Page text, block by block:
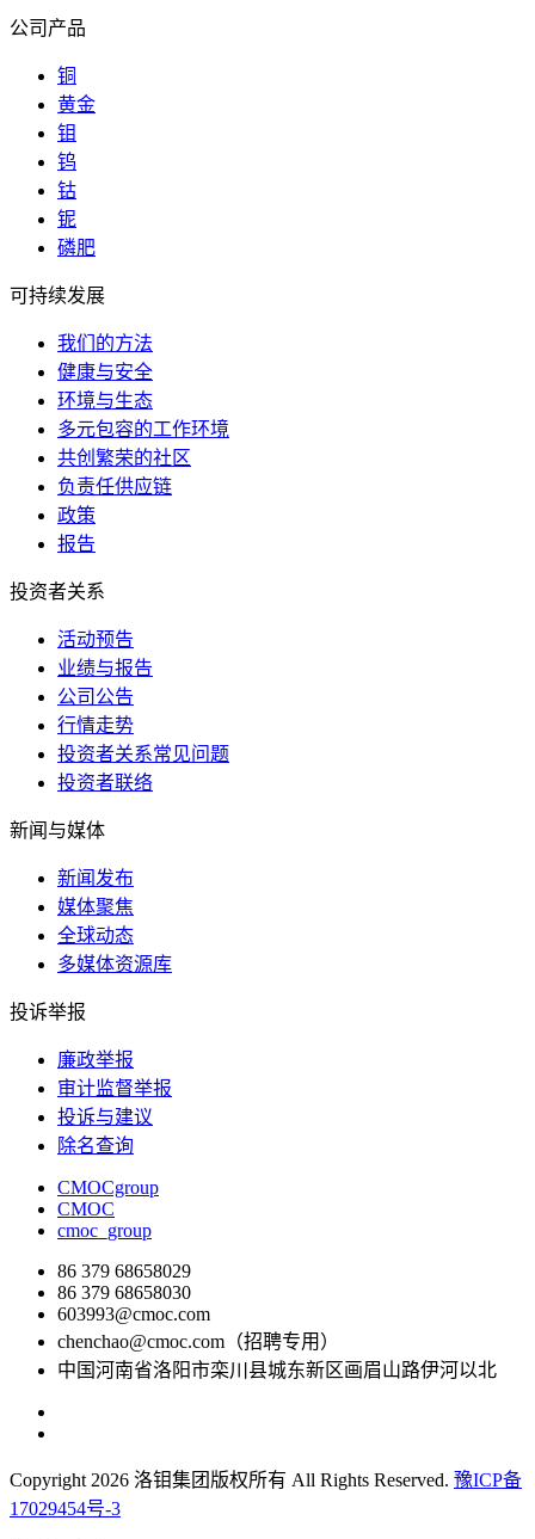
公司产品
铜
黄金
钼
钨
钴
铌
磷肥
可持续发展
我们的方法
健康与安全
环境与生态
多元包容的工作环境
共创繁荣的社区
负责任供应链
政策
报告
投资者关系
活动预告
业绩与报告
公司公告
行情走势
投资者关系常见问题
投资者联络
新闻与媒体
新闻发布
媒体聚焦
全球动态
多媒体资源库
投诉举报
廉政举报
审计监督举报
投诉与建议
除名查询
CMOCgroup
CMOC
cmoc_group
86 379 68658029
86 379 68658030
603993@cmoc.com
chenchao@cmoc.com（招聘专用）
中国河南省洛阳市栾川县城东新区画眉山路伊河以北
Copyright 2026 洛钼集团版权所有 All Rights Reserved. 豫ICP备
17029454号-3